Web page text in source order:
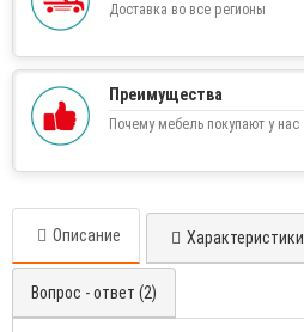
Доставка во все регионы
Преимущества
Почему мебель покупают у нас
Описание Характеристики
Вопрос - ответ (2)